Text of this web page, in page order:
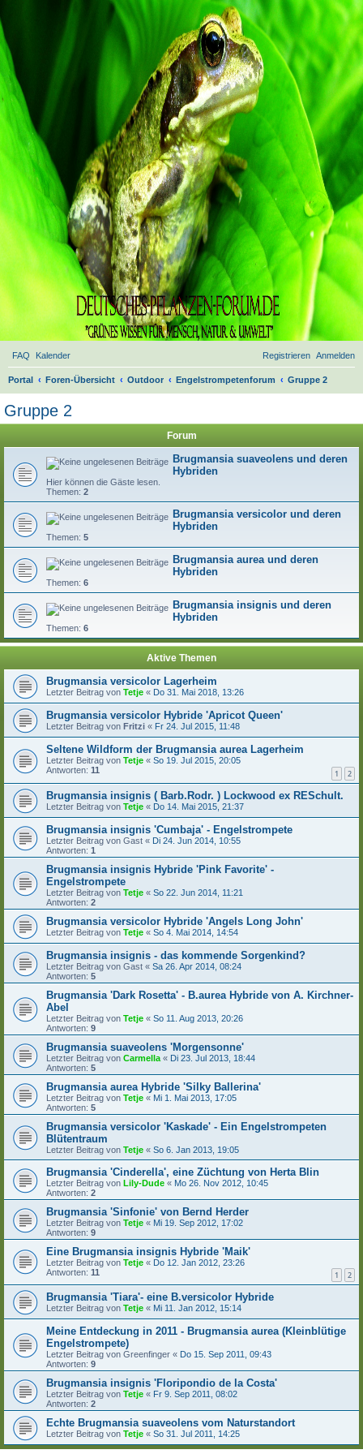
FAQ Kalender Anmelden
Registrieren
Portal Foren-Übersicht Outdoor Engelstrompetenforum Gruppe 2
Gruppe 2
Forum
Brugmansia suaveolens und deren
Hybriden
Hier können die Gäste lesen.
Themen: 2
Brugmansia versicolor und deren
Hybriden
Themen: 5
Brugmansia aurea und deren
Hybriden
Themen: 6
Brugmansia insignis und deren
Hybriden
Themen: 6
Aktive Themen
Brugmansia versicolor Lagerheim
Letzter Beitrag von Tetje « Do 31. Mai 2018, 13:26
Brugmansia versicolor Hybride 'Apricot Queen'
Letzter Beitrag von Fritzi « Fr 24. Jul 2015, 11:48
Seltene Wildform der Brugmansia aurea Lagerheim
Letzter Beitrag von Tetje « So 19. Jul 2015, 20:05
Antworten: 11 1 2
Brugmansia insignis ( Barb.Rodr. ) Lockwood ex RESchult.
Letzter Beitrag von Tetje « Do 14. Mai 2015, 21:37
Brugmansia insignis 'Cumbaja' - Engelstrompete
Letzter Beitrag von Gast « Di 24. Jun 2014, 10:55
Antworten: 1
Brugmansia insignis Hybride 'Pink Favorite' -
Engelstrompete
Letzter Beitrag von Tetje « So 22. Jun 2014, 11:21
Antworten: 2
Brugmansia versicolor Hybride 'Angels Long John'
Letzter Beitrag von Tetje « So 4. Mai 2014, 14:54
Brugmansia insignis - das kommende Sorgenkind?
Letzter Beitrag von Gast « Sa 26. Apr 2014, 08:24
Antworten: 5
Brugmansia 'Dark Rosetta' - B.aurea Hybride von A. Kirchner-
Abel
Letzter Beitrag von Tetje « So 11. Aug 2013, 20:26
Antworten: 9
Brugmansia suaveolens 'Morgensonne'
Letzter Beitrag von Carmella « Di 23. Jul 2013, 18:44
Antworten: 5
Brugmansia aurea Hybride 'Silky Ballerina'
Letzter Beitrag von Tetje « Mi 1. Mai 2013, 17:05
Antworten: 5
Brugmansia versicolor 'Kaskade' - Ein Engelstrompeten
Blütentraum
Letzter Beitrag von Tetje « So 6. Jan 2013, 19:05
Brugmansia 'Cinderella', eine Züchtung von Herta Blin
Letzter Beitrag von Lily-Dude « Mo 26. Nov 2012, 10:45
Antworten: 2
Brugmansia 'Sinfonie' von Bernd Herder
Letzter Beitrag von Tetje « Mi 19. Sep 2012, 17:02
Antworten: 9
Eine Brugmansia insignis Hybride 'Maik'
Letzter Beitrag von Tetje « Do 12. Jan 2012, 23:26
Antworten: 11 1 2
Brugmansia 'Tiara'- eine B.versicolor Hybride
Letzter Beitrag von Tetje « Mi 11. Jan 2012, 15:14
Meine Entdeckung in 2011 - Brugmansia aurea (Kleinblütige
Engelstrompete)
Letzter Beitrag von Greenfinger « Do 15. Sep 2011, 09:43
Antworten: 9
Brugmansia insignis 'Floripondio de la Costa'
Letzter Beitrag von Tetje « Fr 9. Sep 2011, 08:02
Antworten: 2
Echte Brugmansia suaveolens vom Naturstandort
Letzter Beitrag von Tetje « So 31. Jul 2011, 14:25